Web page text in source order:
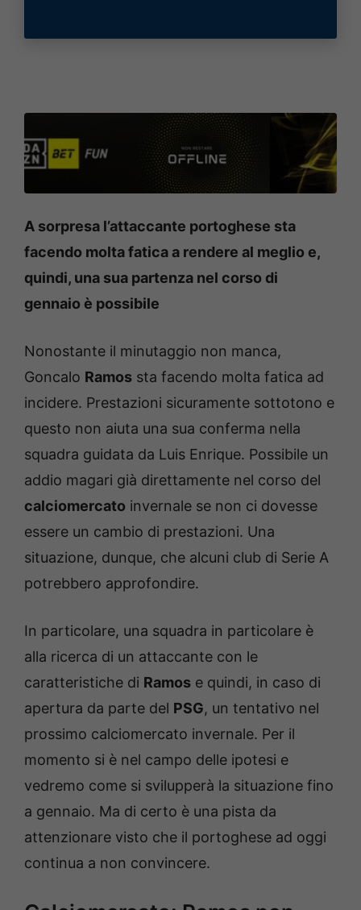
A sorpresa l’attaccante portoghese sta
facendo molta fatica a rendere al meglio e,
quindi, una sua partenza nel corso di
gennaio è possibile
Nonostante il minutaggio non manca,
Goncalo Ramos sta facendo molta fatica ad
incidere. Prestazioni sicuramente sottotono e
questo non aiuta una sua conferma nella
squadra guidata da Luis Enrique. Possibile un
addio magari già direttamente nel corso del
calciomercato invernale se non ci dovesse
essere un cambio di prestazioni. Una
situazione, dunque, che alcuni club di Serie A
potrebbero approfondire.
In particolare, una squadra in particolare è
alla ricerca di un attaccante con le
caratteristiche di Ramos e quindi, in caso di
apertura da parte del PSG, un tentativo nel
prossimo calciomercato invernale. Per il
momento si è nel campo delle ipotesi e
vedremo come si svilupperà la situazione fino
a gennaio. Ma di certo è una pista da
attenzionare visto che il portoghese ad oggi
continua a non convincere.